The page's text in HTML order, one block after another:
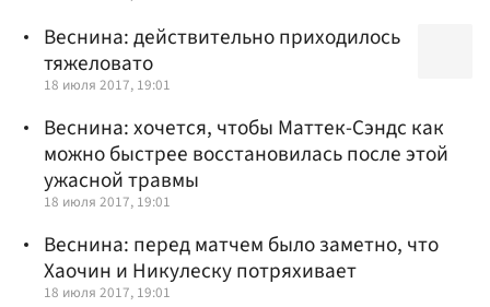
Веснина: действительно приходилось
тяжеловато
18 июля 2017, 19:01
Веснина: хочется, чтобы Маттек-Сэндс как
можно быстрее восстановилась после этой
ужасной травмы
18 июля 2017, 19:01
Веснина: перед матчем было заметно, что
Хаочин и Никулеску потряхивает
18 июля 2017, 19:01